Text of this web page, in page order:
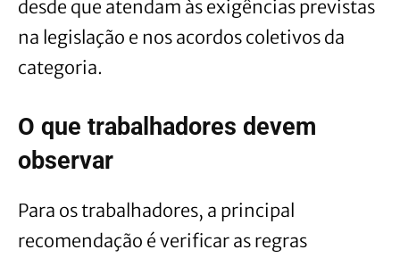
desde que atendam às exigências previstas
na legislação e nos acordos coletivos da
categoria.
O que trabalhadores devem
observar
Para os trabalhadores, a principal
recomendação é verificar as regras